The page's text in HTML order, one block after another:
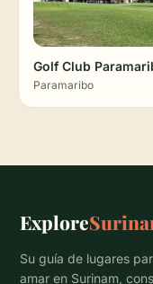
Golf Club
Paramaribo
Explore
Su guía de lugares
amar en Surinam,